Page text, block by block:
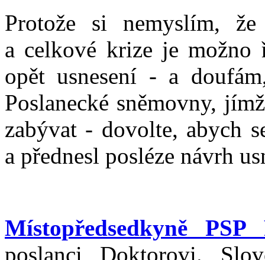
Protože si nemyslím,
a celkové krize je
opět usnesení - a
Poslanecké sněmovny,
zabývat - dovolte, abych
a přednesl posléze návrh
Místopředsedkyně
poslanci Doktorovi.